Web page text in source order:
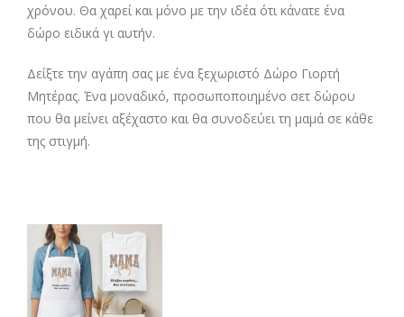
χρόνου. Θα χαρεί και μόνο με την ιδέα ότι κάνατε ένα
δώρο ειδικά γι αυτήν.
Δείξτε την αγάπη σας με ένα ξεχωριστό Δώρο Γιορτή
Μητέρας. Ένα μοναδικό, προσωποποιημένο σετ δώρου
που θα μείνει αξέχαστο και θα συνοδεύει τη μαμά σε κάθε
της στιγμή.